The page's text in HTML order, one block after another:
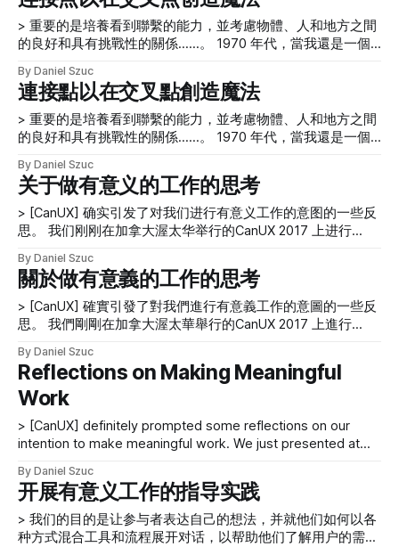
and all
> 重要的是培養看到聯繫的能力，並考慮物體、人和地方之間
的良好和具有挑戰性的關係……。 1970 年代，當我還是一個
中的所有星星。我反思了我們在宇宙中的位置，並考慮了我們
與超出我們視野的所有可能的行星和生命形式的聯繫。我們只
能想知道，不能完全理解的可能性。 隨著時間的推移，在我
的生活和工作中，看到事物之間聯繫的做法一直存在。重要的
具有挑戰性的關係——以及發生在它們之間的交叉點的相互作
用。 “記住要仰望星空，而不是低頭看腳。試著理解你所看到
的以及宇宙存在的原因。保持好奇心。不管生活看起來多麼艱
難，總有一些事情是你可以做的，並且可以取得成功。重要的
是你不要放棄。”——斯蒂芬霍金 學習、教學、製作、實踐、
反思和採取行動的替代空間 中學引入了戲劇作為一門學科。
這是我第一次能夠體驗另一種學習環境——超越傳統的教室設
置，在傳統的教室設置中，有一排排並排的木桌，每張桌子上
有兩個學生。 戲劇課是不同的。我們在一個沒有與其他教室
相連的房間裡的一個開放空間見面，讓我們可以自由地走動、
發聲並嘗
By Daniel Szuc
連接點以在交叉點創造魔法
> 重要的是培養看到聯繫的能力，並考慮物體、人和地方之間
的良好和具有挑戰性的關係……。 1970 年代，當我還是一個
中的所有星星。我反思了我們在宇宙中的位置，並考慮了我們
與超出我們視野的所有可能的行星和生命形式的聯繫。我們只
能想知道，不能完全理解的可能性。 隨著時間的推移，在我
的生活和工作中，看到事物之間聯繫的做法一直存在。重要的
具有挑戰性的關係——以及發生在它們之間的交叉點的相互作
用。 “記住要仰望星空，而不是低頭看腳。試著理解你所看到
的以及宇宙存在的原因。保持好奇心。不管生活看起來多麼艱
難，總有一些事情是你可以做的，並且可以取得成功。重要的
是你不要放棄。”——斯蒂芬霍金 學習、教學、製作、實踐、
反思和採取行動的替代空間 中學引入了戲劇作為一門學科。
這是我第一次能夠體驗另一種學習環境——超越傳統的教室設
置，在傳統的教室設置中，有一排排並排的木桌，每張桌子上
有兩個學生。 戲劇課是不同的。我們在一個沒有與其他教室
相連的房間裡的一個開放空間見面，讓我們可以自由地走動、
發聲並嘗
By Daniel Szuc
关于做有意义的工作的思考
> [CanUX] 确实引发了对我们进行有意义工作的意图的一些反
思。 我们刚刚在加拿大渥太华举行的CanUX 2017 上进行
样，Can UX 为社区、对话、学习以及与本地和全球从业者的
联系创造了一个场所。会议提醒我们为什么要做我们正在做的
事情，并有机会研究可能与我们在自己的项目工作中使用的实
践相关的实践模式。这次经历无疑促使我们反思了我们做有意
我们应该考虑以下核心要素： * 性格——我们必须意识到个人
和团队对身份、价值观、信念、意图和影响的影响。 * 观点
——我们的性格构成了我们的基本观点。 * 障碍——认识到阻
碍我们看到我们必须连接的所有点的障碍很重要。 * 交叉点
——这些点之间的联系——这些点是人、学科、角色，还是促
进和利用有意义的对话所必需的条件。 * 影响——我们工作的
影响。 创建一个成功的团队和开展有意义的工作所必需的条
件包括： * 相信 * 共同构成实践的时刻
By Daniel Szuc
關於做有意義的工作的思考
> [CanUX] 確實引發了對我們進行有意義工作的意圖的一些反
思。 我們剛剛在加拿大渥太華舉行的CanUX 2017 上進行
樣，Can UX 為社區、對話、學習以及與本地和全球從業者的
聯繫創造了一個場所。會議提醒我們為什麼要做我們正在做的
事情，並有機會研究可能與我們在自己的項目工作中使用的實
義的工作的意圖。當詢問我們如何才能做出有意義的工作時，
我們應該考慮以下核心要素： * 性格——我們必須意識到個人
和團隊對身份、價值觀、信念、意圖和影響的影響。 * 觀點
——我們的性格構成了我們的基本觀點。 * 障礙——認識到阻
礙我們看到我們必須連接的所有點的障礙很重要。 * 交叉點
——這些點之間的聯繫——這些點是人、學科、角色，還是促
進和利用有意義的對話所必需的條件。 * 影響——我們工作的
By Daniel Szuc
Reflections on Making Meaningful
Work
> [CanUX] definitely prompted some reflections on our
intention to make meaningful work. We just presented at
Canada. Like all good conferences, Can UX created a place
for community, conversations, learning, and connecting with
local and global practitioners. The conference provided
By Daniel Szuc
开展有意义工作的指导实践
> 我们的目的是让参与者表达自己的想法，并就他们如何以各
种方式混合工具和流程展开对话，以帮助他们了解用户的需